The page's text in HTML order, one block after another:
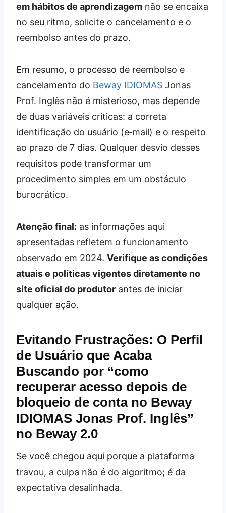
em hábitos de aprendizagem não se encaixa
no seu ritmo, solicite o cancelamento e o
reembolso antes do prazo.
Em resumo, o processo de reembolso e
cancelamento do Beway IDIOMAS Jonas
Prof. Inglês não é misterioso, mas depende
de duas variáveis críticas: a correta
identificação do usuário (e‑mail) e o respeito
ao prazo de 7 dias. Qualquer desvio desses
requisitos pode transformar um
procedimento simples em um obstáculo
burocrático.
Atenção final: as informações aqui
apresentadas refletem o funcionamento
observado em 2024. Verifique as condições
atuais e políticas vigentes diretamente no
site oficial do produtor antes de iniciar
qualquer ação.
Evitando Frustrações: O Perfil
de Usuário que Acaba
Buscando por “como
recuperar acesso depois de
bloqueio de conta no Beway
IDIOMAS Jonas Prof. Inglês”
no Beway 2.0
Se você chegou aqui porque a plataforma
travou, a culpa não é do algoritmo; é da
expectativa desalinhada.